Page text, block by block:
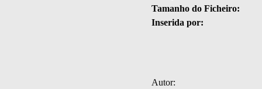
Tamanho do Ficheiro:
Inserida por:
Autor: